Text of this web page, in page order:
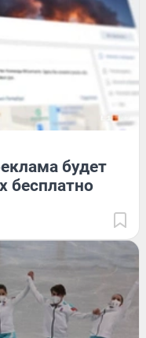
будет
бесплатно